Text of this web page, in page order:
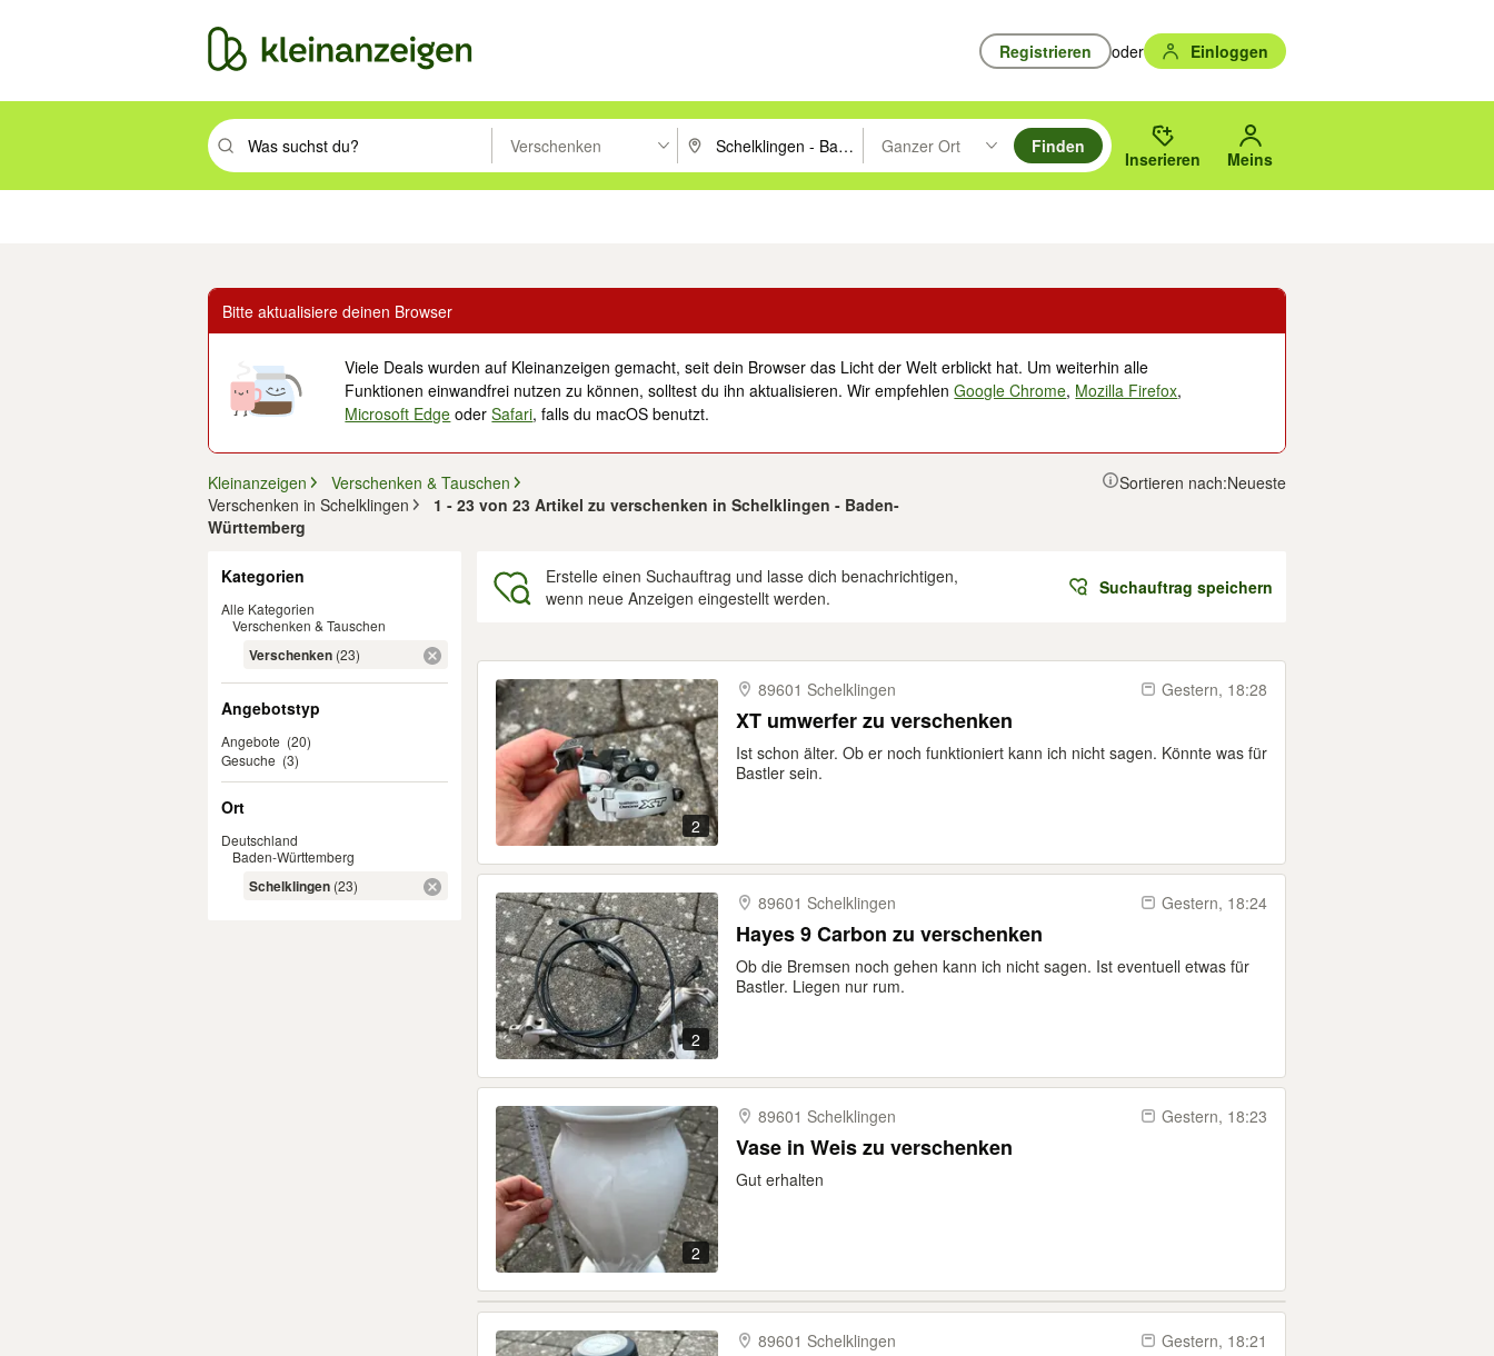
Registrieren oder Einloggen
Suchbegriff eingeben. Eingabetaste drücken um zu suchen, oder Vorschläge mit den Pfeiltasten nach oben/unten durchsuchen und mit Eingabetaste auswählen.
Verschenken PLZ oder Ort eingeben. Eingabetaste drücken um zu suchen, oder Vorschläge mit den Pfeiltasten nach oben/
Ganzer Ort
Suche im Umkreis des gewählten Orts oder PLZ.
Finden
Inserieren Meins
Bitte aktualisiere deinen Browser
Viele Deals wurden auf Kleinanzeigen gemacht, seit dein Browser das Licht der Welt erblickt hat. Um weiterhin alle
Funktionen einwandfrei nutzen zu können, solltest du ihn aktualisieren. Wir empfehlenGoogle Chrome, Mozilla Firefox,
Microsoft Edge oderSafari, falls du macOS benutzt.
Kleinanzeigen
Verschenken & Tauschen
Verschenken in Schelklingen
1 - 23 von 23 Artikel zu verschenken in Schelklingen - Baden-
Württemberg
Sortieren nach:Neueste
Kategorien
Alle Kategorien
Verschenken & Tauschen
Verschenken (23)
Angebotstyp
Angebote (20)
Gesuche (3)
Ort
Deutschland
Baden-Württemberg
Schelklingen (23)
Erstelle einen Suchauftrag und lasse dich benachrichtigen,
wenn neue Anzeigen eingestellt werden.
Suchauftrag speichern
2
89601 Schelklingen Gestern, 18:28
XT umwerfer zu verschenken
Ist schon älter. Ob er noch funktioniert kann ich nicht sagen. Könnte was für
Bastler sein.
2
89601 Schelklingen Gestern, 18:24
Hayes 9 Carbon zu verschenken
Ob die Bremsen noch gehen kann ich nicht sagen. Ist eventuell etwas für
Bastler. Liegen nur rum.
2
89601 Schelklingen Gestern, 18:23
Vase in Weis zu verschenken
Gut erhalten
89601 Schelklingen Gestern, 18:21